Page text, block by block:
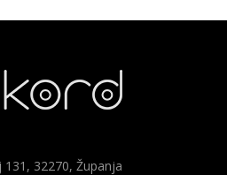
131, 32270, Županja